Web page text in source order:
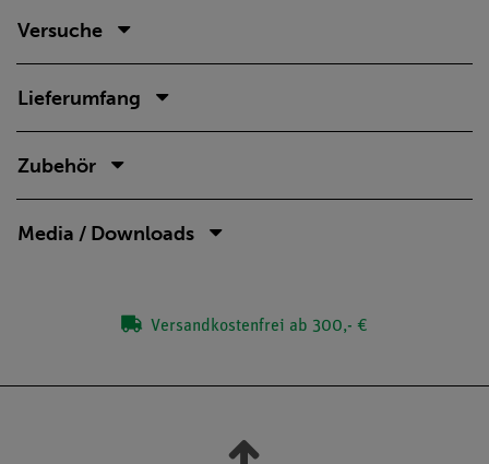
Versuche
Lieferumfang
Zubehör
Media / Downloads
Versandkostenfrei ab 300,- €